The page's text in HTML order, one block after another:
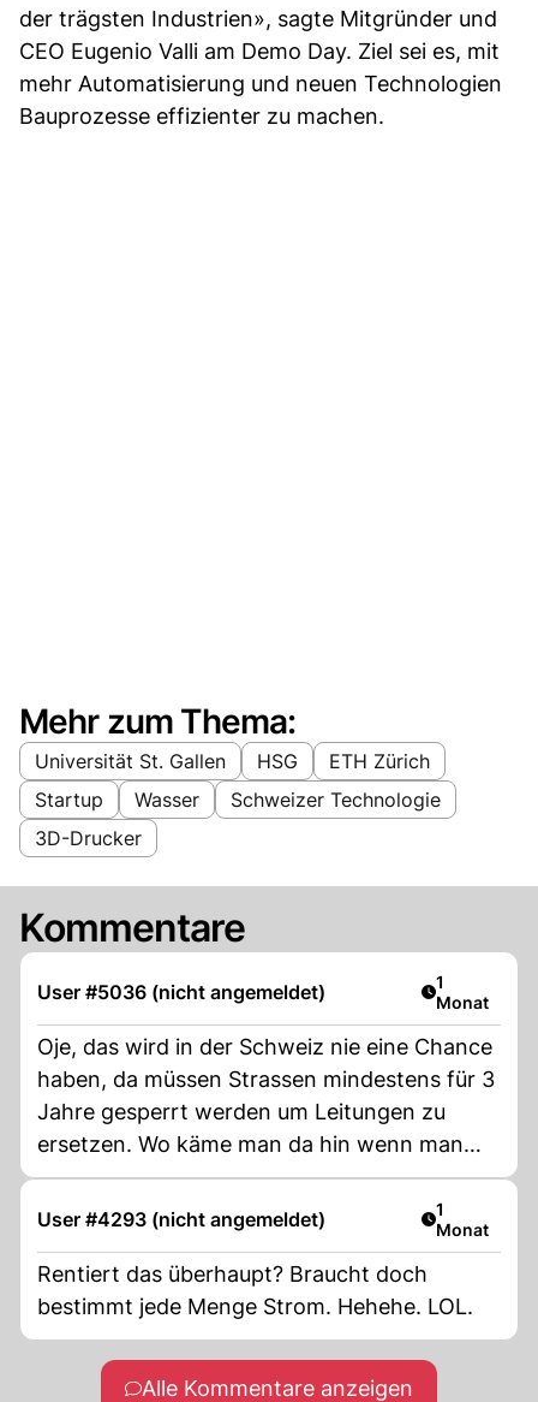
der trägsten Industrien», sagte Mitgründer und
CEO Eugenio Valli am Demo Day. Ziel sei es, mit
mehr Automatisierung und neuen Technologien
Bauprozesse effizienter zu machen.
Mehr zum Thema:
Universität St. Gallen HSG
ETH Zürich
Startup
Wasser
Schweizer Technologie
3D-Drucker
Kommentare
User #5036 (nicht angemeldet) Artikel
1
Monat
Oje, das wird in der Schweiz nie eine Chance
haben, da müssen Strassen mindestens für 3
Jahre gesperrt werden um Leitungen zu
ersetzen. Wo käme man da hin wenn man
den Autoverkehr nicht mehtür blockieren
kann.
User #4293 (nicht angemeldet) Artikel
1
Monat
Rentiert das überhaupt? Braucht doch
bestimmt jede Menge Strom. Hehehe. LOL.
Alle Kommentare anzeigen